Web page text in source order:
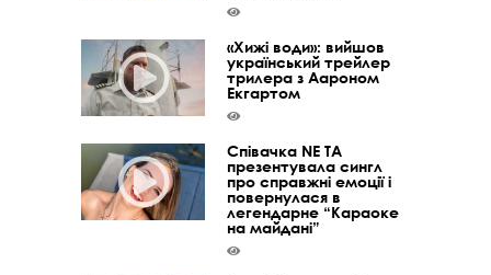
«Хижі води»: вийшов
український трейлер
трилера з Аароном
Екгартом
Співачка NE TA
презентувала сингл
про справжні емоції і
повернулася в
легендарне “Караоке
на майдані”